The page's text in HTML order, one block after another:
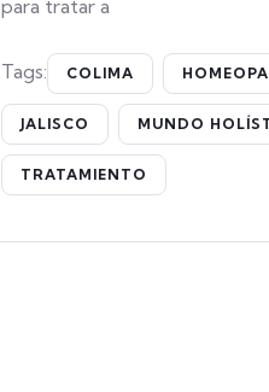
para tratar a
Tags: COLIMA
JALISCO MUNDO
TRATAMIENTO